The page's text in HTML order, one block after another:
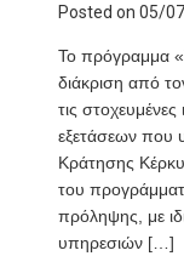
Posted on 05/
Το πρόγραμμα
διάκριση από
τις
εξετάσεων που
Κράτησης
του
πρόληψης, με
υπηρεσιών […]